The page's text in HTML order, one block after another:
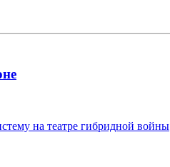
на театре гибридной войны